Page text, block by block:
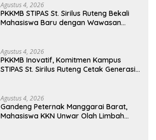
Agustus 4, 2026
PKKMB STIPAS St. Sirilus Ruteng Bekali
Mahasiswa Baru dengan Wawasan
Agustus 4, 2026
PKKMB Inovatif, Komitmen Kampus
STIPAS St. Sirilus Ruteng Cetak Generasi
Agustus 4, 2026
Gandeng Peternak Manggarai Barat,
Mahasiswa KKN Unwar Olah Limbah